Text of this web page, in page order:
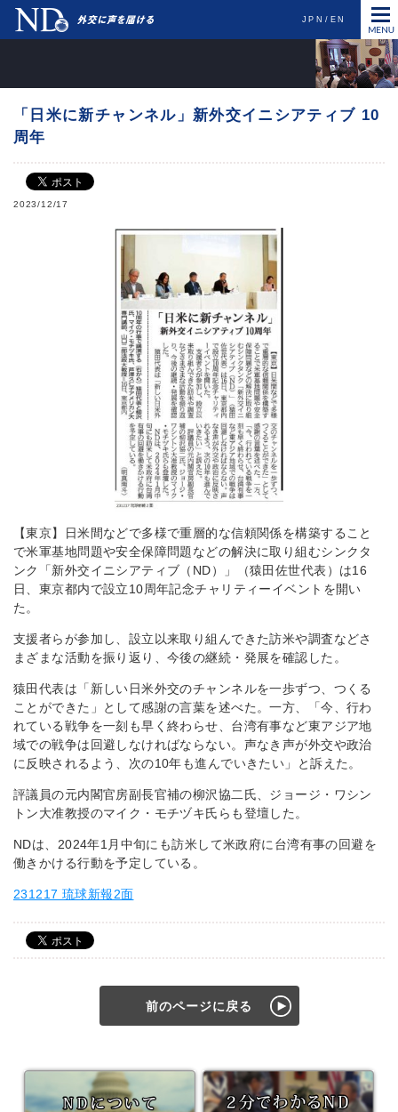
JPN EN
「日米に新チャンネル」新外交イニシアティブ 10
周年
2023/12/17
【東京】日米間などで多様で重層的な信頼関係を構築すること
で米軍基地問題や安全保障問題などの解決に取り組むシンクタ
ンク「新外交イニシアティブ（ND）」（猿田佐世代表）は16
日、東京都内で設立10周年記念チャリティーイベントを開い
た。
支援者らが参加し、設立以来取り組んできた訪米や調査などさ
まざまな活動を振り返り、今後の継続・発展を確認した。
猿田代表は「新しい日米外交のチャンネルを一歩ずつ、つくる
ことができた」として感謝の言葉を述べた。一方、「今、行わ
れている戦争を一刻も早く終わらせ、台湾有事など東アジア地
域での戦争は回避しなければならない。声なき声が外交や政治
に反映されるよう、次の10年も進んでいきたい」と訴えた。
評議員の元内閣官房副長官補の柳沢協二氏、ジョージ・ワシン
トン大准教授のマイク・モチヅキ氏らも登壇した。
NDは、2024年1月中旬にも訪米して米政府に台湾有事の回避を
働きかける行動を予定している。
231217 琉球新報2面
前のページに戻る